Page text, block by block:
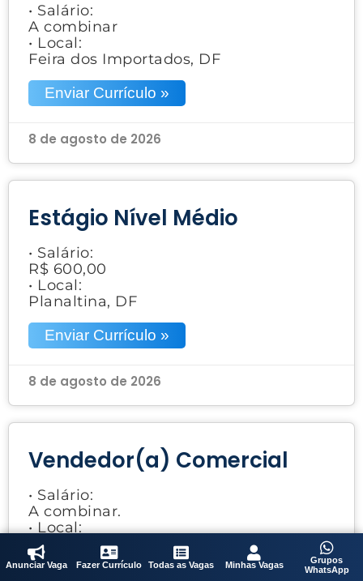
• Salário:
A combinar
• Local:
Feira dos Importados, DF
Enviar Currículo »
8 de agosto de 2026
Estágio Nível Médio
• Salário:
R$ 600,00
• Local:
Planaltina, DF
Enviar Currículo »
8 de agosto de 2026
Vendedor(a) Comercial
• Salário:
A combinar.
• Local:
Brasília, DF
Anunciar Vaga Fazer Currículo Todas as Vagas Minhas Vagas
Grupos
WhatsApp